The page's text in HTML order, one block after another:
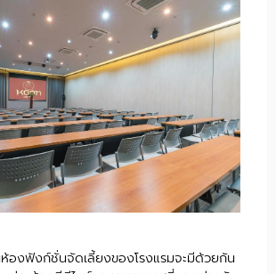
องฟังก์ชั่นจัดเลี้ยงของโรงแรมจะมีด้วยกัน